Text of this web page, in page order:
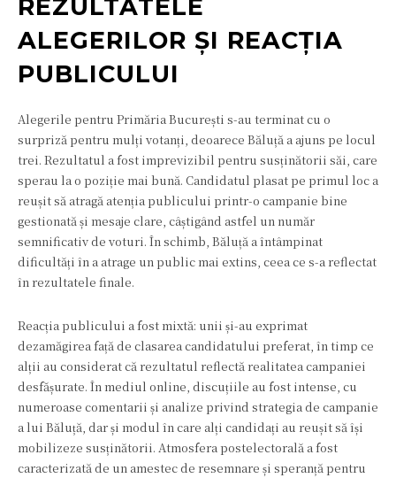
REZULTATELE
ALEGERILOR ȘI REACȚIA
PUBLICULUI
Alegerile pentru Primăria București s-au terminat cu o
surpriză pentru mulți votanți, deoarece Băluță a ajuns pe locul
trei. Rezultatul a fost imprevizibil pentru susținătorii săi, care
sperau la o poziție mai bună. Candidatul plasat pe primul loc a
reușit să atragă atenția publicului printr-o campanie bine
gestionată și mesaje clare, câștigând astfel un număr
semnificativ de voturi. În schimb, Băluță a întâmpinat
dificultăți în a atrage un public mai extins, ceea ce s-a reflectat
în rezultatele finale.
Reacția publicului a fost mixtă: unii și-au exprimat
dezamăgirea față de clasarea candidatului preferat, în timp ce
alții au considerat că rezultatul reflectă realitatea campaniei
desfășurate. În mediul online, discuțiile au fost intense, cu
numeroase comentarii și analize privind strategia de campanie
a lui Băluță, dar și modul în care alți candidați au reușit să își
mobilizeze susținătorii. Atmosfera postelectorală a fost
caracterizată de un amestec de resemnare și speranță pentru